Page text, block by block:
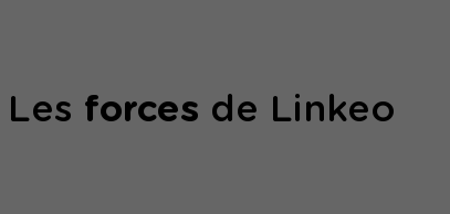
Les forces de Linkeo